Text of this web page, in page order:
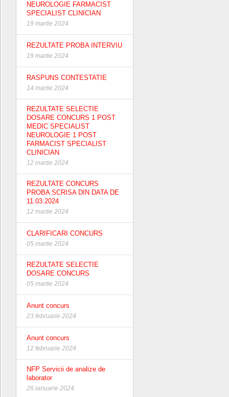
NEUROLOGIE FARMACIST
SPECIALIST CLINICIAN
19 martie 2024
REZULTATE PROBA INTERVIU
19 martie 2024
RASPUNS CONTESTATIE
14 martie 2024
REZULTATE SELECTIE
DOSARE CONCURS 1 POST
MEDIC SPECIALIST
NEUROLOGIE 1 POST
FARMACIST SPECIALIST
CLINICIAN
12 martie 2024
REZULTATE CONCURS
PROBA SCRISA DIN DATA DE
11.03.2024
12 martie 2024
CLARIFICARI CONCURS
05 martie 2024
REZULTATE SELECTIE
DOSARE CONCURS
05 martie 2024
Anunt concurs
23 februarie 2024
Anunt concurs
12 februarie 2024
NFP Servicii de analize de
laborator
26 ianuarie 2024